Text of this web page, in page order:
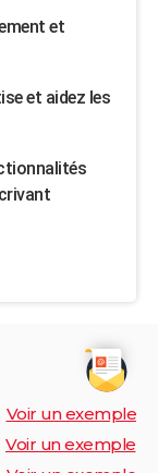
et
et aidez les
Voir un exemple
Voir un exemple